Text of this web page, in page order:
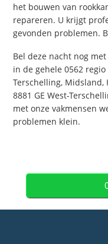
het bouwen van
repareren. U krijgt
gevonden problemen.
Bel deze nacht nog
in de gehele 0562
Terschelling,
8881 GE West-
met onze vakmensen
problemen klein.